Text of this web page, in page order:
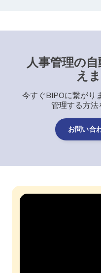
人事管理の
え
今すぐBIPOに繋がり
管理する方法
お問い合